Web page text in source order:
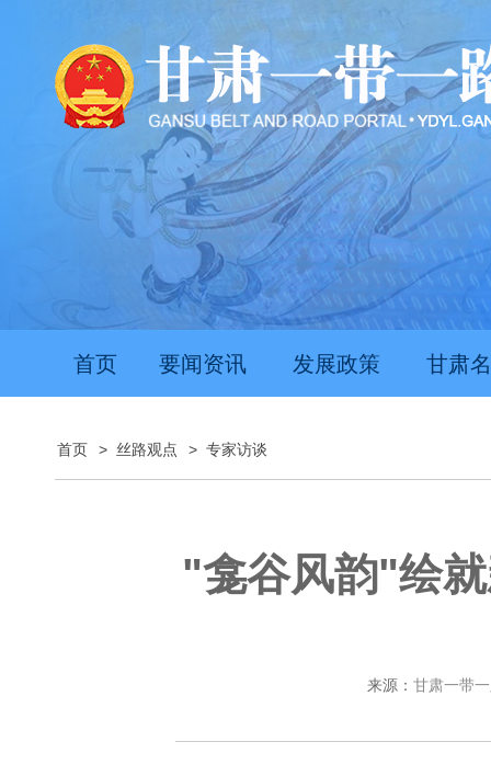
首页 要闻资讯 发展政策 甘肃
首页 > 丝路观点 > 专家访谈
"龛谷风韵"绘
来源： 甘肃一带